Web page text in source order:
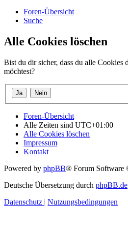
Foren-Übersicht
Suche
Alle Cookies löschen
Bist du dir sicher, dass du alle Cookies
möchtest?
Foren-Übersicht
Alle Zeiten sind UTC+01:00
Alle Cookies löschen
Impressum
Kontakt
Powered by phpBB® Forum Software
Deutsche Übersetzung durch phpBB.de
Datenschutz | Nutzungsbedingungen